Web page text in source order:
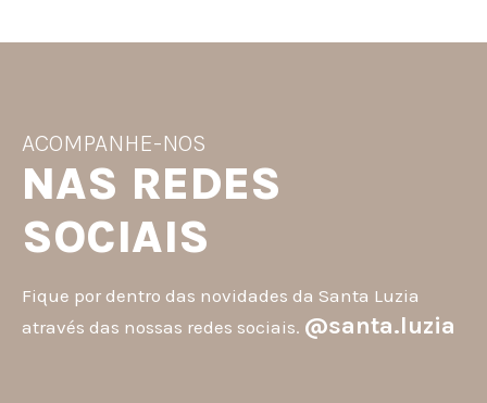
ACOMPANHE-NOS
NAS REDES
SOCIAIS
Fique por dentro das novidades da Santa Luzia
através das nossas redes sociais. @santa.luzia